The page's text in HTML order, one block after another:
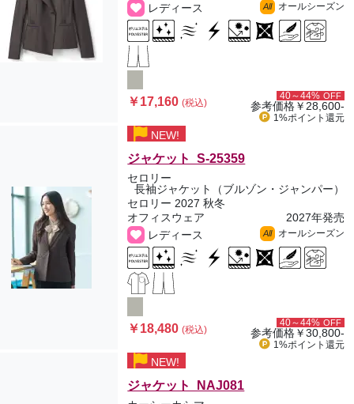
レディース
All オールシーズン
￥17,160(税込)
40～44% OFF
参考価格￥28,600-
1%ポイント 還元
NEW!
ジャケット S-25359
セロリー
長袖ジャケット（ブルゾン・ジャンパー）
セロリー 2027 秋冬
オフィスウェア
2027年発売
レディース
All オールシーズン
￥18,480(税込)
40～44% OFF
参考価格￥30,800-
1%ポイント 還元
NEW!
ジャケット NAJ081